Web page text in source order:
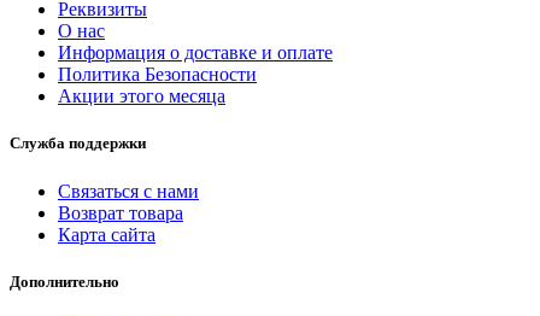
Реквизиты
О нас
Информация о доставке и оплате
Политика Безопасности
Акции этого месяца
Служба поддержки
Связаться с нами
Возврат товара
Карта сайта
Дополнительно